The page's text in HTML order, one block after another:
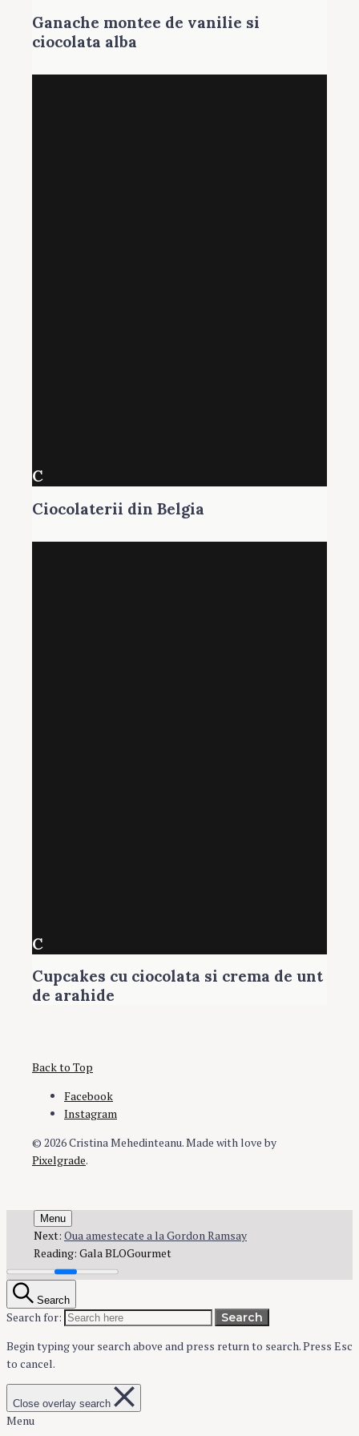
Ganache montee de vanilie si
ciocolata alba
C
Ciocolaterii din Belgia
C
Cupcakes cu ciocolata si crema de unt
de arahide
Back to Top
Facebook
Instagram
© 2026 Cristina Mehedinteanu.Made with love by
Pixelgrade.
Menu
Next: Oua amestecate a la Gordon Ramsay
Reading: Gala BLOGourmet
Search
Search for: Search
Begin typing your search above and press return to search.Press Esc
to cancel.
Close overlay search
Menu